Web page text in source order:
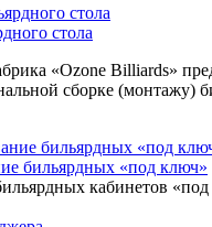
стола
«Ozone Billiards»
сборке (монтажу)
бильярдных «под ключ»
кабинетов